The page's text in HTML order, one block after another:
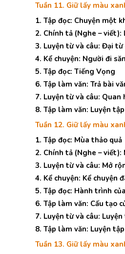
Tuần 11. Giữ lấy màu
1. Tập đọc: Chuyện một
2. Chính tả (Nghe –
3. Luyện từ và câu: Đại
4. Kể chuyện: Người đi
5. Tập đọc: Tiếng Vọng
6. Tập làm văn: Trả bài
7. Luyện từ và câu: Quan
8. Tập làm văn: Luyện
Tuần 12. Giữ lấy màu
1. Tập đọc: Mùa thảo quả
2. Chính tả (Nghe – viết):
3. Luyện từ và câu: Mở
4. Kể chuyện: Kể chuyện
5. Tập đọc: Hành trình
6. Tập làm văn: Cấu tạo
7. Luyện từ và câu:
8. Tập làm văn: Luyện
Tuần 13. Giữ lấy màu